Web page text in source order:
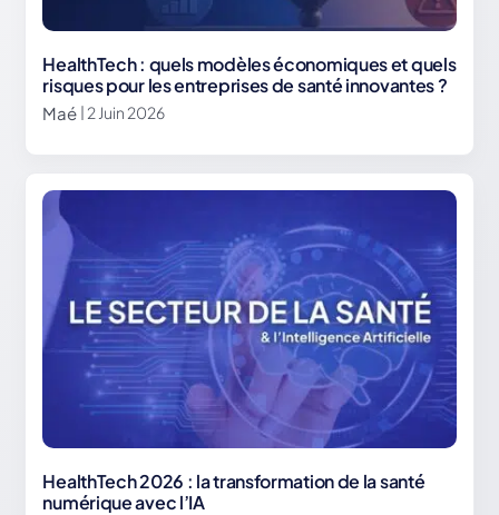
HealthTech : quels modèles économiques et quels
risques pour les entreprises de santé innovantes ?
Maé | 2 Juin 2026
HealthTech 2026 : la transformation de la santé
numérique avec l’IA